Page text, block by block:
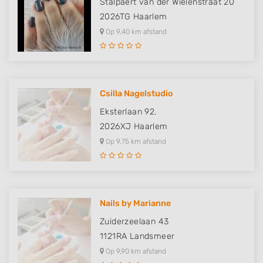
Stalpaert van der Wielenstraat 20
2026TG Haarlem
Op 9,40 km afstand
Csilla Nagelstudio
Eksterlaan 92.
2026XJ Haarlem
Op 9,75 km afstand
Nails by Marianne
Zuiderzeelaan 43
1121RA Landsmeer
Op 9,90 km afstand